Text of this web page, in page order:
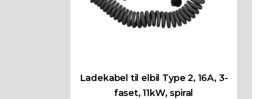
Ladekabel til elbil Type 2, 16A, 3-
faset, 11kW, spiral